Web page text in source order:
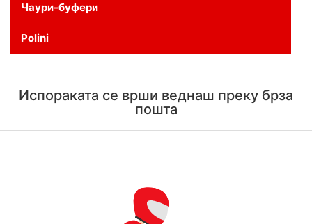
Чаури-буфери
Polini
Испораката се врши веднаш преку брза
пошта